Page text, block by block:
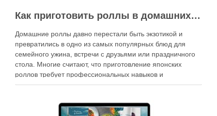
Как приготовить роллы в домашних условиях?
Домашние роллы давно перестали быть экзотикой и
превратились в одно из самых популярных блюд для
семейного ужина, встречи с друзьями или праздничного
стола. Многие считают, что приготовление японских
роллов требует профессиональных навыков и
специального оборудования, однако на практике сделать
кухне. Главное — …